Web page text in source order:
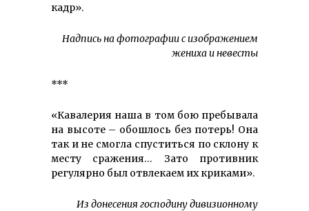
кадр».
Надпись на фотографии с изображением
жениха и невесты
***
«Кавалерия наша в том бою пребывала
на высоте – обошлось без потерь! Она
так и не смогла спуститься по склону к
месту сражения… Зато противник
регулярно был отвлекаем их криками».
Из донесения господину дивизионному